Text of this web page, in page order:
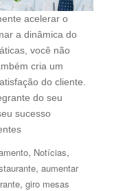
acelerar o
a dinâmica do
você não
cria um
do cliente.
do seu
sucesso
, Notícias,
, aumentar
, giro mesas